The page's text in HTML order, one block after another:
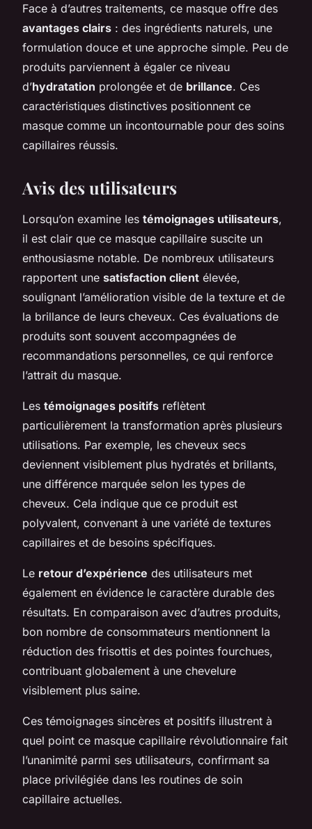
Face à d’autres traitements, ce masque offre des
avantages clairs : des ingrédients naturels, une
formulation douce et une approche simple. Peu de
produits parviennent à égaler ce niveau
d’hydratation prolongée et de brillance. Ces
caractéristiques distinctives positionnent ce
masque comme un incontournable pour des soins
capillaires réussis.
Avis des utilisateurs
Lorsqu’on examine les témoignages utilisateurs,
il est clair que ce masque capillaire suscite un
enthousiasme notable. De nombreux utilisateurs
rapportent une satisfaction client élevée,
soulignant l’amélioration visible de la texture et de
la brillance de leurs cheveux. Ces évaluations de
produits sont souvent accompagnées de
recommandations personnelles, ce qui renforce
l’attrait du masque.
Les témoignages positifs reflètent
particulièrement la transformation après plusieurs
utilisations. Par exemple, les cheveux secs
deviennent visiblement plus hydratés et brillants,
une différence marquée selon les types de
cheveux. Cela indique que ce produit est
polyvalent, convenant à une variété de textures
capillaires et de besoins spécifiques.
Le retour d’expérience des utilisateurs met
également en évidence le caractère durable des
résultats. En comparaison avec d’autres produits,
bon nombre de consommateurs mentionnent la
réduction des frisottis et des pointes fourchues,
contribuant globalement à une chevelure
visiblement plus saine.
Ces témoignages sincères et positifs illustrent à
quel point ce masque capillaire révolutionnaire fait
l’unanimité parmi ses utilisateurs, confirmant sa
place privilégiée dans les routines de soin
capillaire actuelles.